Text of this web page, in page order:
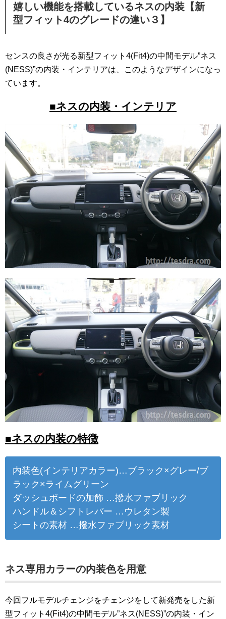
嬉しい機能を搭載しているネスの内装【新
型フィット4のグレードの違い３】
センスの良さが光る新型フィット4(Fit4)の中間モデル”ネス
(NESS)”の内装・インテリアは、このようなデザインになっ
ています。
■ネスの内装・インテリア
■ネスの内装の特徴
内装色(インテリアカラー)…ブラック×グレー/ブ
ラック×ライムグリーン
ダッシュボードの加飾 …撥水ファブリック
ハンドル＆シフトレバー …ウレタン製
シートの素材 …撥水ファブリック素材
ネス専用カラーの内装色を用意
今回フルモデルチェンジをチェンジをして新発売をした新
型フィット4(Fit4)の中間モデル”ネス(NESS)”の内装・イン